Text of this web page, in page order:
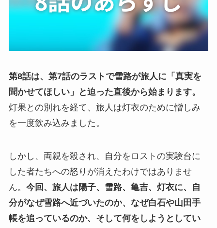
第8話は、第7話のラストで雪路が旅人に「真実を
聞かせてほしい」と迫った直後から始まります。
灯果との別れを経て、旅人は灯衣のために憎しみ
を一度飲み込みました。
しかし、両親を殺され、自分をロストの実験台に
した者たちへの怒りが消えたわけではありませ
ん。 今回、旅人は陽子、雪路、亀吉、灯衣に、自
分がなぜ雪路へ近づいたのか、なぜ白石や山田手
帳を追っているのか、そして何をしようとしてい